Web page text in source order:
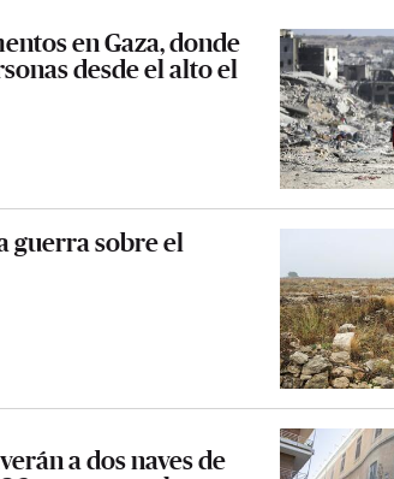
en Gaza, donde
desde el alto el
guerra sobre el
a dos naves de